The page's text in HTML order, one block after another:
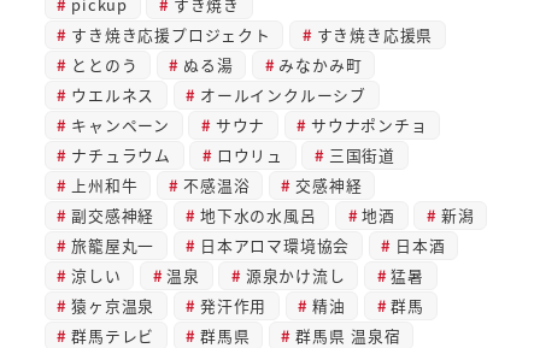
すき焼き応援プロジェクト
すき焼き応援県
ととのう
ぬる湯
みなかみ町
ウエルネス
オールインクルーシブ
キャンペーン
サウナ
サウナポンチョ
ナチュラウム
ロウリュ
三国街道
上州和牛
不感温浴
交感神経
副交感神経
地下水の水風呂 地酒
新潟
旅籠屋丸一
日本アロマ環境協会
日本酒
涼しい
温泉 源泉かけ流し
猛暑
猿ヶ京温泉
発汗作用 精油
群馬
群馬テレビ
群馬県
群馬県 温泉宿